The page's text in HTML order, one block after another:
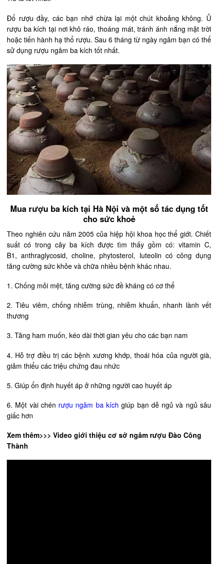
Đổ rượu đầy, các bạn nhớ chừa lại một chút khoảng không. Ủ
rượu ba kích tại nơi khô ráo, thoáng mát, tránh ánh nắng mặt trời
hoặc tiến hành hạ thổ rượu. Sau 6 tháng từ ngày ngâm bạn có thể
sử dụng rượu ngâm ba kích tốt nhất.
Mua rượu ba kích tại Hà Nội và một số tác dụng tốt
cho sức khoẻ
Theo nghiên cứu năm 2005 của hiệp hội khoa học thể giới. Chiết
suất có trong cây ba kích được tìm thấy gồm có: vitamin C,
B1, anthraglycosid, choline, phytosterol, luteolin có công dụng
tăng cường sức khỏe và chữa nhiều bệnh khác nhau.
1. Chống mỏi mệt, tăng cường sức đề kháng có cơ thể
2. Tiêu viêm, chống nhiễm trùng, nhiễm khuẩn, nhanh lành vết
thương
3. Tăng ham muốn, kéo dài thời gian yêu cho các bạn nam
4. Hỗ trợ điều trị các bệnh xương khớp, thoái hóa của người già,
giảm thiểu các triệu chứng đau nhức
5. Giúp ổn định huyết áp ở những người cao huyết áp
6. Một vài chén rượu ngâm ba kích giúp bạn dễ ngủ và ngủ sâu
giấc hơn
Xem thêm>>> Video giới thiệu cơ sở ngâm rượu Đào Công
Thành